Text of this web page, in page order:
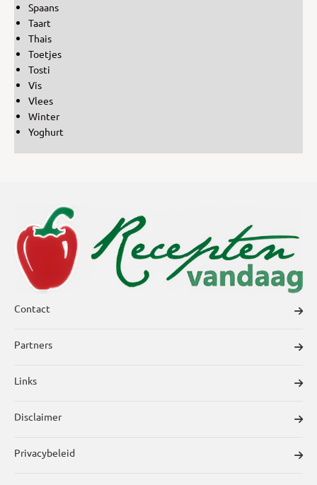
Spaans
Taart
Thais
Toetjes
Tosti
Vis
Vlees
Winter
Yoghurt
Contact
Partners
Links
Disclaimer
Privacybeleid